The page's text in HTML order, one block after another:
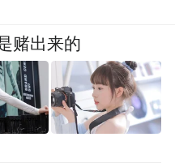
赌出来的